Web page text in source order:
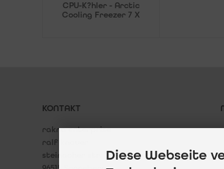
CPU-K?hler - Arctic
Cooling Freezer 7 X
KONTAKT
rakna enterprise
ralf knauer
steinacher str. 37Diese Webseite